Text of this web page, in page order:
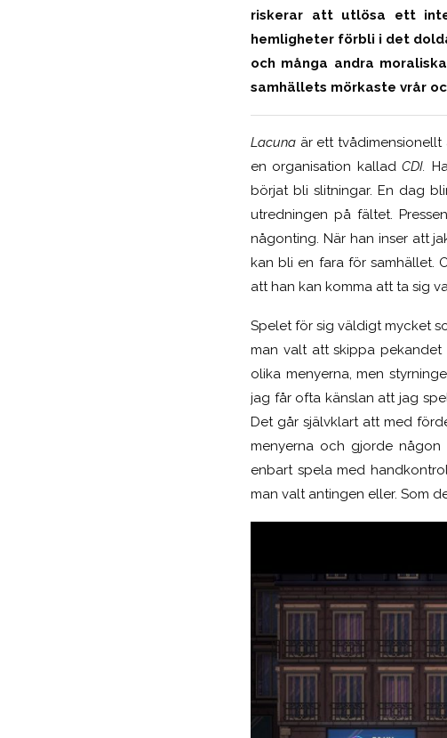
riskerar att utlösa ett
hemligheter förbli i det
och många andra
samhällets mörkaste vrår
Lacuna är ett
en organisation kalladCDI.
börjat bli slitningar. En dag
utredningen på fältet.
någonting. När han inser att
kan bli en fara för samhället.
att han kan komma att ta sig
Spelet för sig väldigt mycket
man valt att skippa
olika menyerna, men
jag får ofta känslan att jag
Det går självklart att med
menyerna och gjorde
enbart spela med
man valt antingen eller. Som